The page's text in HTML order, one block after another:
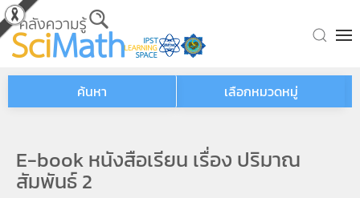
Skip to main content
ค้นหา เลือกหมวดหมู่
E-book หนังสือเรียน เรื่อง ปริมาณ
สัมพันธ์ 2